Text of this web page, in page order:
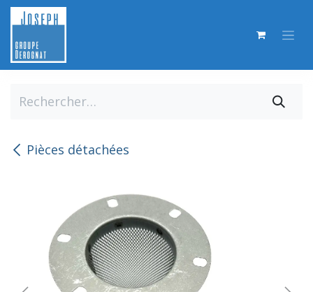
Se rendre au contenu
Pièces détachées